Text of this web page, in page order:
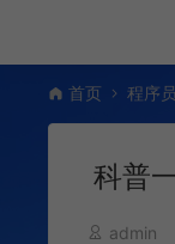
首页 程序
科普
admin